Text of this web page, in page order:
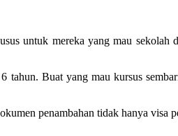
untuk mereka yang mau
Buat yang mau kursus
penambahan tidak hanya visa